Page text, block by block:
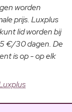
worden
prijs. Luxplus
lid worden bij
€/30 dagen. De
is op - op elk